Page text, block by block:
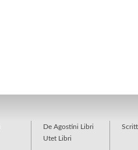
De Agostini Libri
Utet Libri